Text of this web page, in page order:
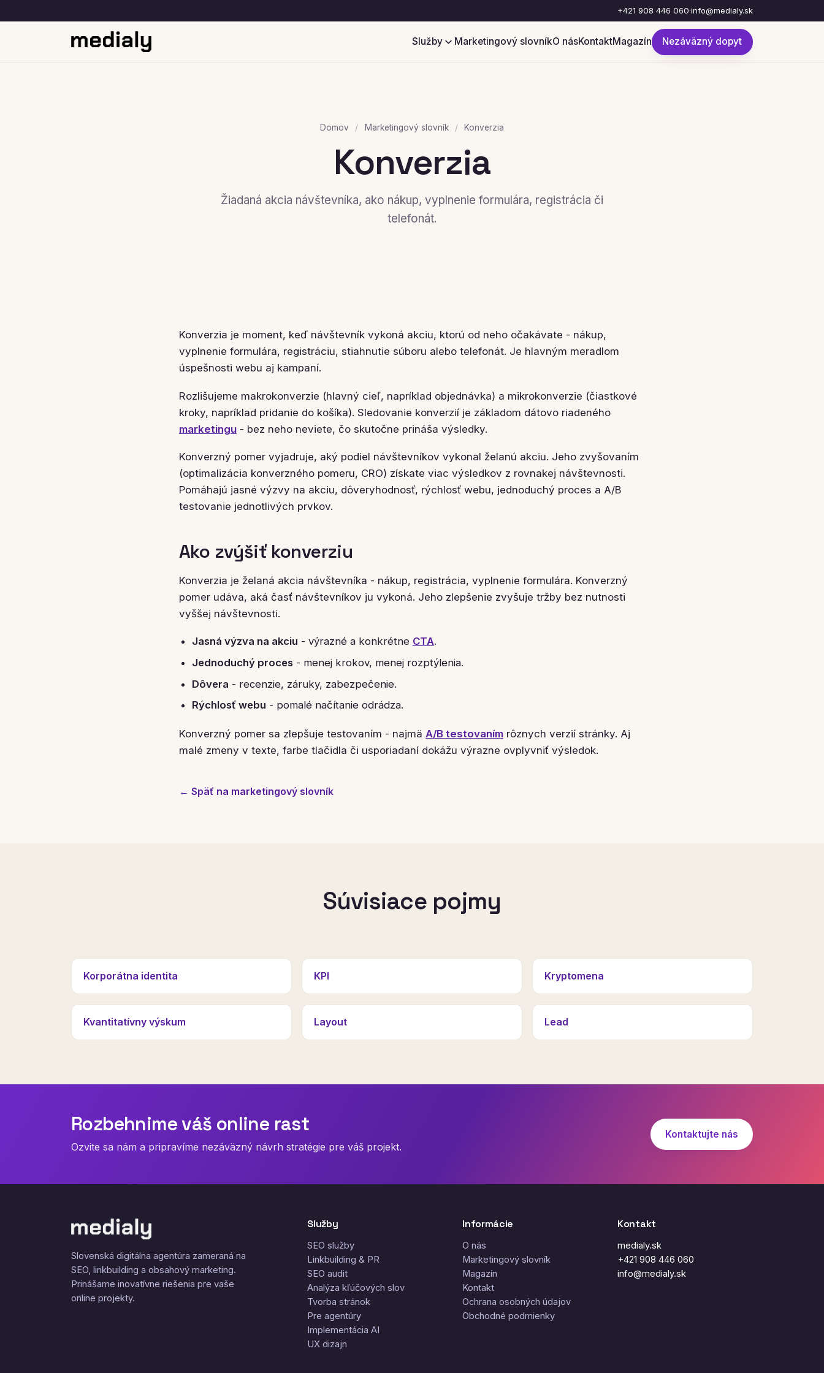
+421 908 446 060·info@medialy.sk
Služby Marketingový slovníkO násKontaktMagazín Nezáväzný dopyt
Domov / Marketingový slovník / Konverzia
Konverzia
Žiadaná akcia návštevníka, ako nákup, vyplnenie formulára, registrácia či
telefonát.
Konverzia je moment, keď návštevník vykoná akciu, ktorú od neho očakávate - nákup,
vyplnenie formulára, registráciu, stiahnutie súboru alebo telefonát. Je hlavným meradlom
úspešnosti webu aj kampaní.
Rozlišujeme makrokonverzie (hlavný cieľ, napríklad objednávka) a mikrokonverzie (čiastkové
kroky, napríklad pridanie do košíka). Sledovanie konverzií je základom dátovo riadeného
marketingu - bez neho neviete, čo skutočne prináša výsledky.
Konverzný pomer vyjadruje, aký podiel návštevníkov vykonal želanú akciu. Jeho zvyšovaním
(optimalizácia konverzného pomeru, CRO) získate viac výsledkov z rovnakej návštevnosti.
Pomáhajú jasné výzvy na akciu, dôveryhodnosť, rýchlosť webu, jednoduchý proces a A/B
testovanie jednotlivých prvkov.
Ako zvýšiť konverziu
Konverzia je želaná akcia návštevníka - nákup, registrácia, vyplnenie formulára. Konverzný
pomer udáva, aká časť návštevníkov ju vykoná. Jeho zlepšenie zvyšuje tržby bez nutnosti
vyššej návštevnosti.
Jasná výzva na akciu - výrazné a konkrétne CTA.
Jednoduchý proces- menej krokov, menej rozptýlenia.
Dôvera - recenzie, záruky, zabezpečenie.
Rýchlosť webu - pomalé načítanie odrádza.
Konverzný pomer sa zlepšuje testovaním - najmä A/B testovaním rôznych verzií stránky. Aj
malé zmeny v texte, farbe tlačidla či usporiadaní dokážu výrazne ovplyvniť výsledok.
← Späť na marketingový slovník
Súvisiace pojmy
Korporátna identita KPI Kryptomena
Kvantitatívny výskum Layout Lead
Rozbehnime váš online rast
Ozvite sa nám a pripravíme nezáväzný návrh stratégie pre váš projekt.
Kontaktujte nás
Slovenská digitálna agentúra zameraná na
SEO, linkbuilding a obsahový marketing.
Prinášame inovatívne riešenia pre vaše
online projekty.
Služby
SEO služby
Linkbuilding & PR
SEO audit
Analýza kľúčových slov
Tvorba stránok
Pre agentúry
Implementácia AI
UX dizajn
Informácie
O nás
Marketingový slovník
Magazín
Kontakt
Ochrana osobných údajov
Obchodné podmienky
Kontakt
medialy.sk
+421 908 446 060
info@medialy.sk